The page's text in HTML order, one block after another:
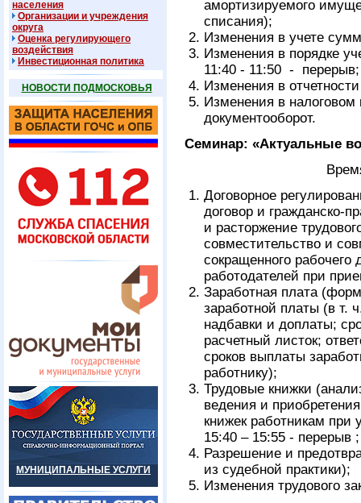
населения
Организации и учреждения
округа
Оценка регулирующего
воздействия
Инвестиционная политика
НОВОСТИ ПОДМОСКОВЬЯ
МУНИЦИПАЛЬНЫЕ УСЛУГИ
амортизируемого
списания);
Изменения в учете
Изменения в порядке
11:40 - 11:50 - перерыв;
Изменения в
Изменения в налоговом
документооборот.
Семинар: «Актуальные
Договорное
договор и гражданско-
и расторжение
совместительство и
сокращенного
работодателей при
Заработная плата
заработной платы (в т.
надбавки и доплаты;
расчетный листок;
сроков выплаты
работнику);
Трудовые книжки
ведения и
книжек работникам при
15:40 – 15:55 - перерыв ;
Разрешение и
из судебной практики);
Изменения трудового